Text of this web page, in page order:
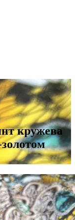
кружева